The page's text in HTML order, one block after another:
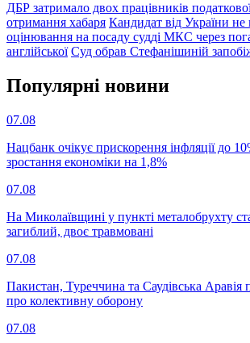
ДБР затримало двох працівників
отримання хабаря Кандидат від України
оцінювання на посаду судді МКС через
англійської Суд обрав Стефанішиній
Популярнi новини
07.08
Нацбанк очікує прискорення інфляції до
зростання економіки на 1,8%
07.08
На Миколаївщині у пункті металобрухту
загиблий, двоє травмовані
07.08
Пакистан, Туреччина та Саудівська Аравія
про колективну оборону
07.08